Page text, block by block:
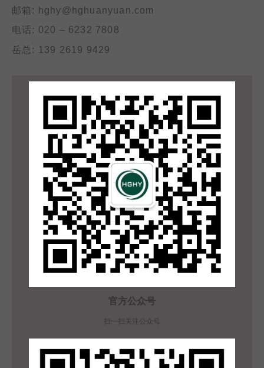
邮箱: hghy@hghuanyuan.com
电话: 020 – 6232 7808
岳总: 139 2619 9429
官方公众号
扫一扫关注公众号